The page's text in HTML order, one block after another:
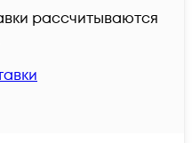
рассчитываются